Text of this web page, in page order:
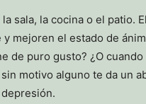
sala, la cocina o el patio.
mejoren el estado de
de puro gusto? ¿O
motivo alguno te da un